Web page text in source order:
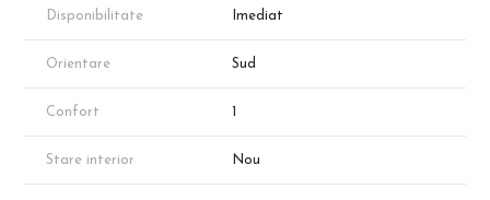
dezvoltatorului!
Disponibilitate Imediat
Orientare Sud
Confort
Stare interior Nou